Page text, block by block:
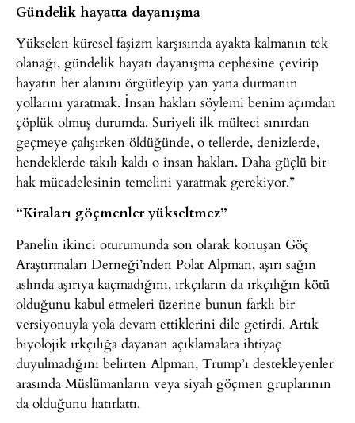
Gündelik hayatta dayanışma
Yükselen küresel faşizm karşısında ayakta kalmanın tek
olanağı, gündelik hayatı dayanışma cephesine çevirip
hayatın her alanını örgütleyip yan yana durmanın
yollarını yaratmak. İnsan hakları söylemi benim açımdan
çöplük olmuş durumda. Suriyeli ilk mülteci sınırdan
geçmeye çalışırken öldüğünde, o tellerde, denizlerde,
hendeklerde takılı kaldı o insan hakları. Daha güçlü bir
hak mücadelesinin temelini yaratmak gerekiyor.”
“Kiraları göçmenler yükseltmez”
Panelin ikinci oturumunda son olarak konuşan Göç
Araştırmaları Derneği’nden Polat Alpman, aşırı sağın
aslında aşırıya kaçmadığını, ırkçıların da ırkçılığın kötü
olduğunu kabul etmeleri üzerine bunun farklı bir
versiyonuyla yola devam ettiklerini dile getirdi. Artık
biyolojik ırkçılığa dayanan açıklamalara ihtiyaç
duyulmadığını belirten Alpman, Trump’ı destekleyenler
arasında Müslümanların veya siyah göçmen gruplarının
da olduğunu hatırlattı.